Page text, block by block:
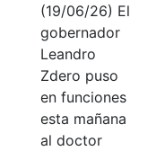
(19/06/26) El
gobernador
Leandro
Zdero puso
en funciones
esta mañana
al doctor